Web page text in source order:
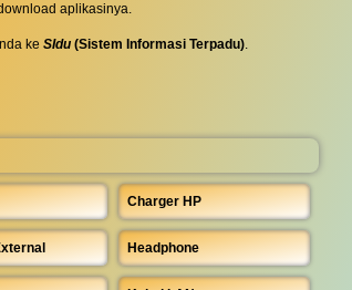
aplikasinya.
ke SIdu (Sistem Informasi Terpadu).
Charger HP
Headphone